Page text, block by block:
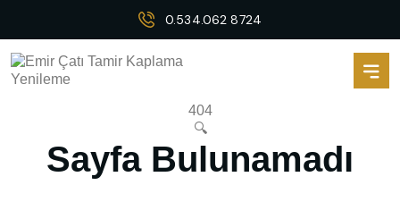
0.534.062 8724
404
🔍
Sayfa Bulunamadı